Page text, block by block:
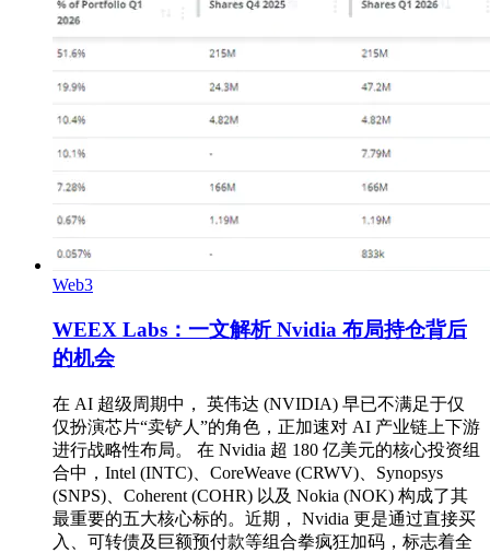
Web3
WEEX Labs：一文解析 Nvidia 布局持仓背后
的机会
在 AI 超级周期中， 英伟达 (NVIDIA) 早已不满足于仅
仅扮演芯片“卖铲人”的角色，正加速对 AI 产业链上下游
进行战略性布局。 在 Nvidia 超 180 亿美元的核心投资组
合中，Intel (INTC)、CoreWeave (CRWV)、Synopsys
(SNPS)、Coherent (COHR) 以及 Nokia (NOK) 构成了其
最重要的五大核心标的。近期， Nvidia 更是通过直接买
入、可转债及巨额预付款等组合拳疯狂加码，标志着全